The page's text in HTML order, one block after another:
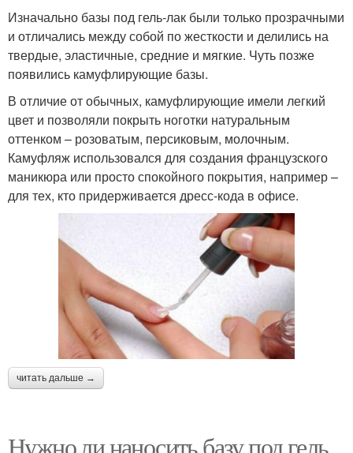
Изначально базы под гель-лак были только прозрачными
и отличались между собой по жесткости и делились на
твердые, эластичные, средние и мягкие. Чуть позже
появились камуфлирующие базы.
В отличие от обычных, камуфлирующие имели легкий
цвет и позволяли покрыть ноготки натуральным
оттенком – розоватым, персиковым, молочным.
Камуфляж использовался для создания французского
маникюра или просто спокойного покрытия, например –
для тех, кто придерживается дресс-кода в офисе.
читать дальше →
Нужно ли наносить базу под гель